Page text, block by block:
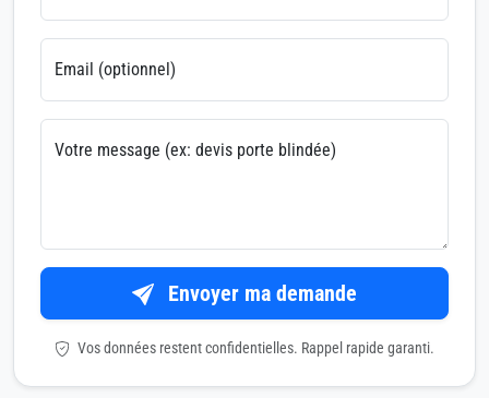
Email (optionnel)
Votre message (ex: devis porte blindée)
Envoyer ma demande
Vos données restent confidentielles. Rappel rapide garanti.